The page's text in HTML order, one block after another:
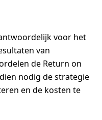
voor het
van
de Return on
nodig de strategie
en de kosten te